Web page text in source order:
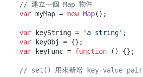
// 建立一個 Map 物件
var myMap = new Map();
var keyString = 'a string'
var
var keyFunc = function ( ) {};
// set() 用來新增 key-value pair